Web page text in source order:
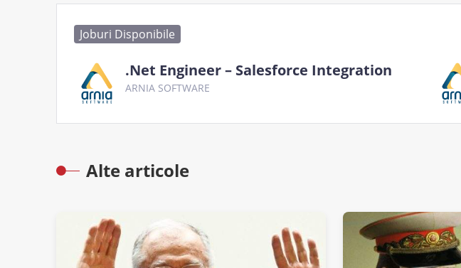
Joburi Disponibile
.Net Engineer – Salesforce Integration
ARNIA SOFTWARE
Alte articole